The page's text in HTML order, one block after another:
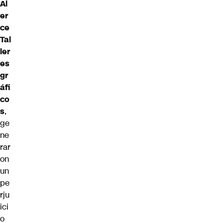
Al
er
ce
Tal
ler
es
gr
áfi
co
s,
ge
ne
rar
on
un
pe
rju
ici
o